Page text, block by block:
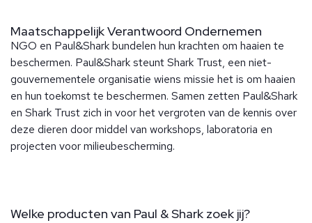
Maatschappelijk Verantwoord Ondernemen
NGO en Paul&Shark bundelen hun krachten om haaien te
beschermen. Paul&Shark steunt Shark Trust, een niet-
gouvernementele organisatie wiens missie het is om haaien
en hun toekomst te beschermen. Samen zetten Paul&Shark
en Shark Trust zich in voor het vergroten van de kennis over
deze dieren door middel van workshops, laboratoria en
projecten voor milieubescherming.
Welke producten van Paul & Shark zoek jij?